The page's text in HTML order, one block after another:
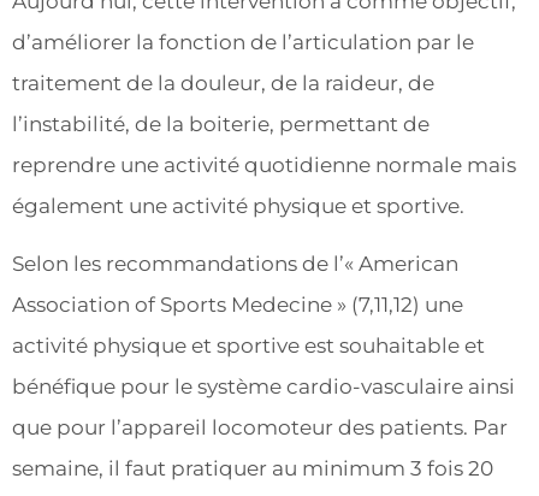
d’améliorer la fonction de l’articulation par le
traitement de la douleur, de la raideur, de
l’instabilité, de la boiterie, permettant de
reprendre une activité quotidienne normale mais
également une activité physique et sportive.
Selon les recommandations de l’« American
Association of Sports Medecine » (7,11,12) une
activité physique et sportive est souhaitable et
bénéfique pour le système cardio-vasculaire ainsi
que pour l’appareil locomoteur des patients. Par
semaine, il faut pratiquer au minimum 3 fois 20